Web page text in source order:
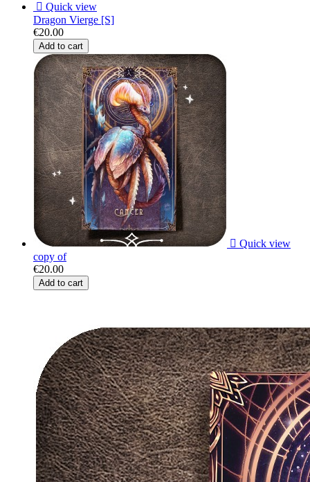
 Quick view
Dragon Vierge [S]
€20.00
Add to cart
 Quick view
copy of
€20.00
Add to cart